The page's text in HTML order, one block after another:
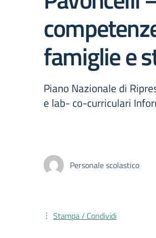
famiglie e
Piano Nazionale di
e lab- co-curriculari
Personale scolastico
Stampa / Condividi